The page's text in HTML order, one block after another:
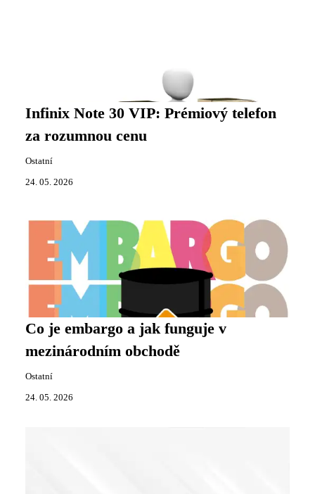
Infinix Note 30 VIP: Prémiový telefon
za rozumnou cenu
Ostatní
24. 05. 2026
Co je embargo a jak funguje v
mezinárodním obchodě
Ostatní
24. 05. 2026